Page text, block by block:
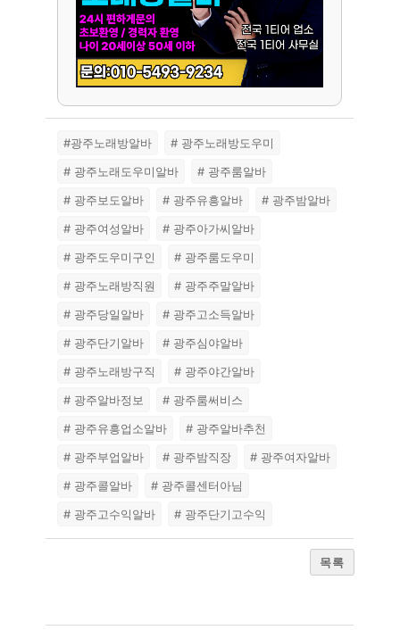
#광주노래방알바
# 광주노래방도우미
# 광주노래도우미알바
# 광주룸알바
# 광주보도알바
# 광주유흥알바
# 광주밤알바
# 광주여성알바
# 광주아가씨알바
# 광주도우미구인
# 광주룸도우미
# 광주노래방직원
# 광주주말알바
# 광주당일알바
# 광주고소득알바
# 광주단기알바
# 광주심야알바
# 광주노래방구직
# 광주야간알바
# 광주알바정보
# 광주룸써비스
# 광주유흥업소알바
# 광주알바추천
# 광주부업알바
# 광주밤직장
# 광주여자알바
# 광주콜알바
# 광주콜센터아님
# 광주고수익알바
# 광주단기고수익
목록